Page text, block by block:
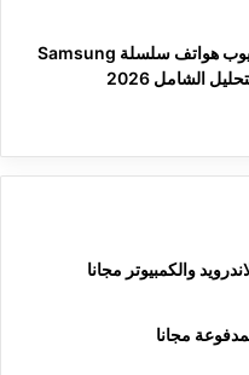
جميع مميزات وعيوب هواتف سلسلة Samsung
مجانا